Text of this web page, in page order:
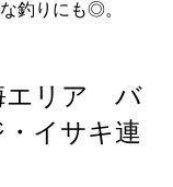
釣りにも◎。
エリア　バ
イサキ連